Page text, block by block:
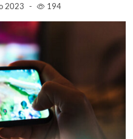
2023 - 194